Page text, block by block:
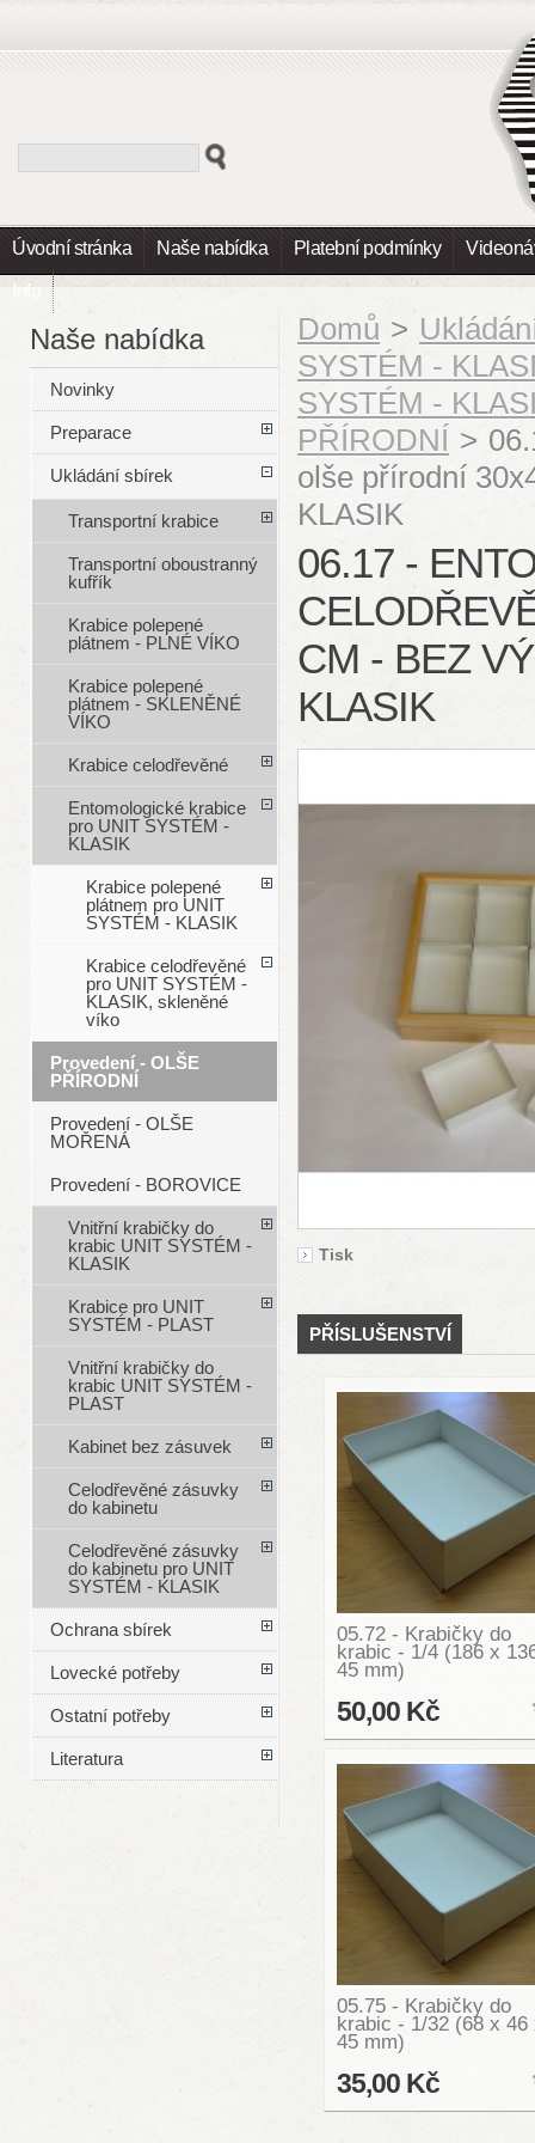
Úvodní stránka Naše nabídka Platební podmínky
Info
Domů >
SYSTÉM -
SYSTÉM -
PŘÍRODNÍ >
olše přírodní
KLASIK
06.17 -
CM - BEZ
KLASIK
Tisk
PŘÍSLUŠENSTVÍ
05.72 - Krabičky do
krabic - 1/4 (186 x
45 mm)
50,00 Kč
05.75 - Krabičky do
krabic - 1/32 (68 x 46
45 mm)
35,00 Kč
Naše nabídka
Novinky
Preparace
Ukládání sbírek
Transportní krabice
Transportní oboustranný
kufřík
Krabice polepené
plátnem - PLNÉ VÍKO
Krabice polepené
plátnem - SKLENĚNÉ
VÍKO
Krabice celodřevěné
Entomologické krabice
pro UNIT SYSTÉM -
KLASIK
Krabice polepené
plátnem pro UNIT
SYSTÉM - KLASIK
Krabice celodřevěné
pro UNIT SYSTÉM -
KLASIK, skleněné
víko
Provedení - OLŠE
PŘÍRODNÍ
Provedení - OLŠE
MOŘENÁ
Provedení - BOROVICE
Vnitřní krabičky do
krabic UNIT SYSTÉM -
KLASIK
Krabice pro UNIT
SYSTÉM - PLAST
Vnitřní krabičky do
krabic UNIT SYSTÉM -
PLAST
Kabinet bez zásuvek
Celodřevěné zásuvky
do kabinetu
Celodřevěné zásuvky
do kabinetu pro UNIT
SYSTÉM - KLASIK
Ochrana sbírek
Lovecké potřeby
Ostatní potřeby
Literatura